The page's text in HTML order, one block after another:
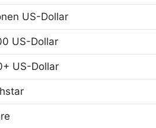
US-Dollar
US-Dollar
US-Dollar